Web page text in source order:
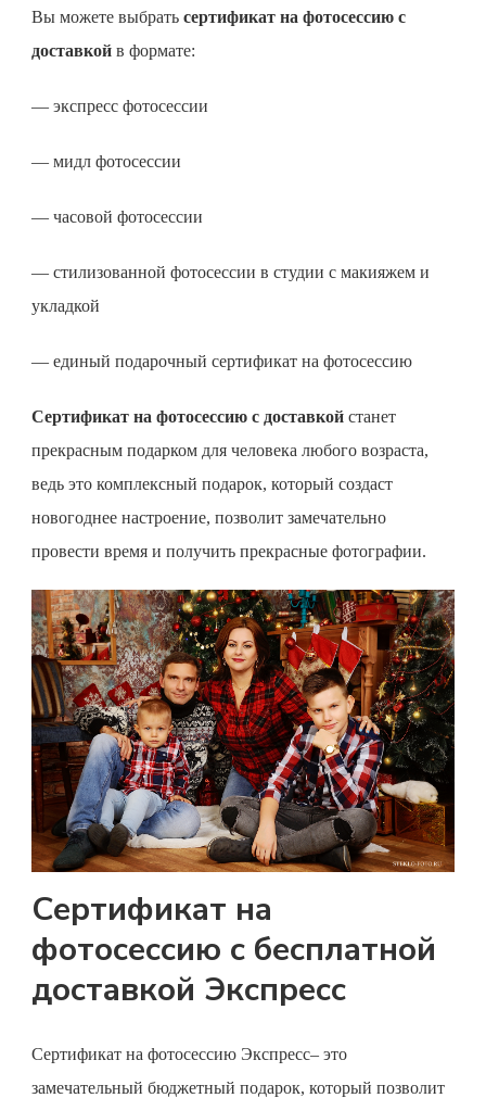
Вы можете выбрать сертификат на фотосессию с
доставкой в формате:
— экспресс фотосессии
— мидл фотосессии
— часовой фотосессии
— стилизованной фотосессии в студии с макияжем и
укладкой
— единый подарочный сертификат на фотосессию
Сертификат на фотосессию с доставкой станет
прекрасным подарком для человека любого возраста,
ведь это комплексный подарок, который создаст
новогоднее настроение, позволит замечательно
провести время и получить прекрасные фотографии.
Сертификат на
фотосессию с бесплатной
доставкой Экспресс
Сертификат на фотосессию Экспресс– это
замечательный бюджетный подарок, который позволит